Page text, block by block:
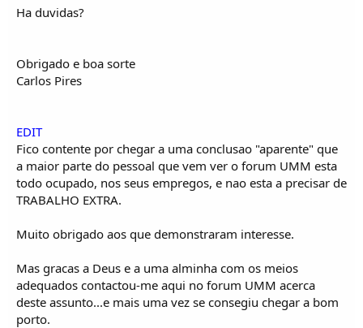
Ha duvidas?
Obrigado e boa sorte
Carlos Pires
EDIT
Fico contente por chegar a uma conclusao "aparente" que
a maior parte do pessoal que vem ver o forum UMM esta
todo ocupado, nos seus empregos, e nao esta a precisar de
TRABALHO EXTRA.
Muito obrigado aos que demonstraram interesse.
Mas gracas a Deus e a uma alminha com os meios
adequados contactou-me aqui no forum UMM acerca
deste assunto...e mais uma vez se consegiu chegar a bom
porto.